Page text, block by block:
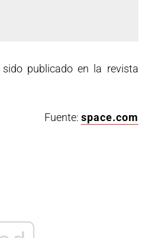
publicado en la revista
Fuente: space.com